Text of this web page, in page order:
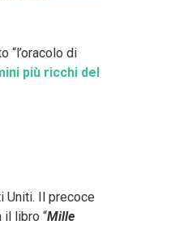
“l’oracolo di
più ricchi del
Uniti. Il precoce
libro “Mille